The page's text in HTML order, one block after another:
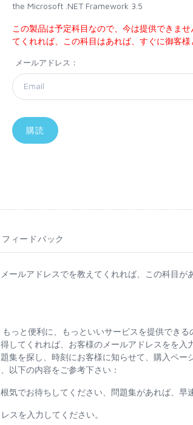
the Microsoft .NET Framework 3.5
この製品は予定科目なので、今は提供できま
てくれれば、この科目はあれば、すぐに御客様
メールアドレス：
フィードバック
ールアドレスでを教えてくれれば、この科目が
っと便利に、もっといいサービスを提供できる
してくれれば、お客様のメールアドレスをを入
集を探し、時刻にお客様に知らせて、購入ペー
以下の内容をご参考下さい：
気でお待ちしてください、問題集があれば、早
スを入力してください。